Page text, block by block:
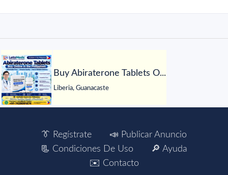
Buy Abiraterone Tablets O...
Liberia, Guanacaste
👔 Regístrate
📣 Publicar Anuncio
📃 Condiciones De Uso
🔎 Ayuda
✉️ Contacto